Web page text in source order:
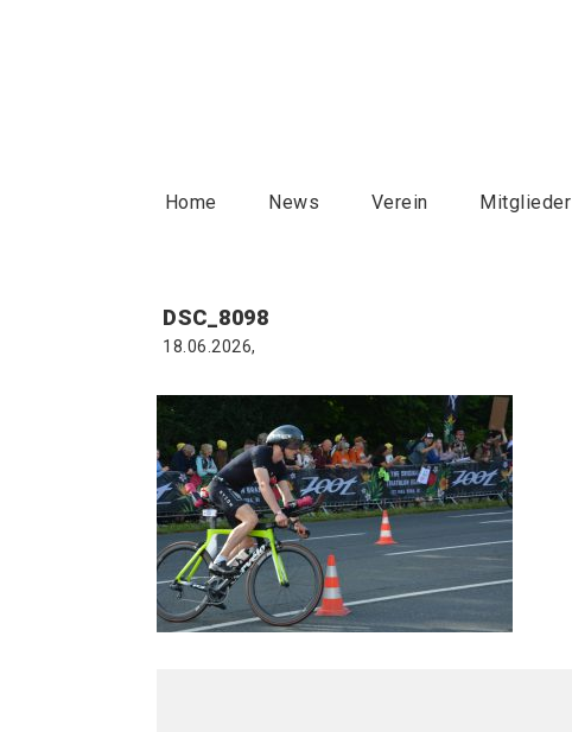
Home News Verein Mitglieder
DSC_8098
18.06.2026,